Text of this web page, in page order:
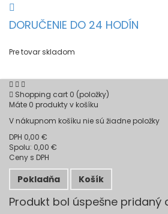
DORUČENIE DO 24 HODÍN
Pre tovar skladom
Shopping cart 0 (položky)
Máte 0 produkty v košíku
V nákupnom košíku nie sú žiadne položky
DPH 0,00 €
Spolu: 0,00 €
Ceny s DPH
Pokladňa Košík
Produkt bol úspešne pridaný